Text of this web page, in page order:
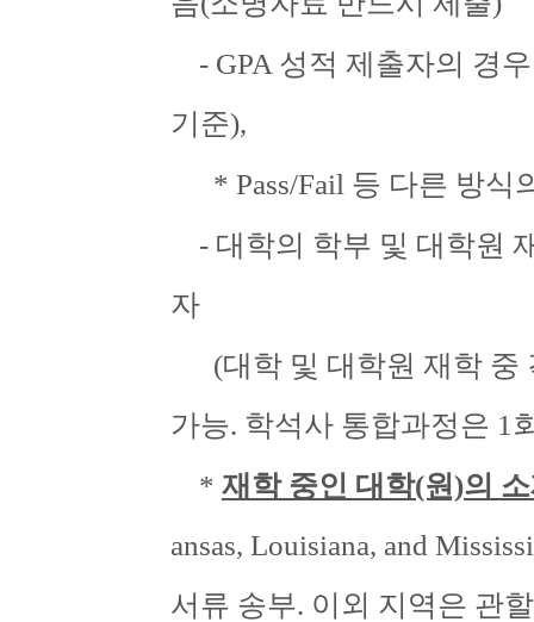
- GPA 성적 제출자의 경
기준),
* Pass/Fail 등 다른 방식
- 대학의 학부 및 대학원
자
(대학 및 대학원 재학 중
가능. 학석사 통합과정은 1
* 재학 중인 대학(원)의
ansas, Louisiana, and
서류 송부. 이외 지역은 관